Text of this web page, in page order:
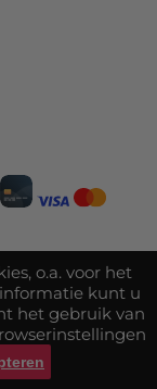
o.a. voor het
kunt u
het gebruik van